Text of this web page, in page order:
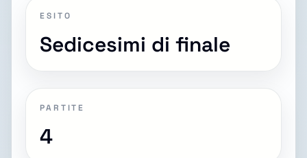
ESITO
Sedicesimi di finale
PARTITE
4